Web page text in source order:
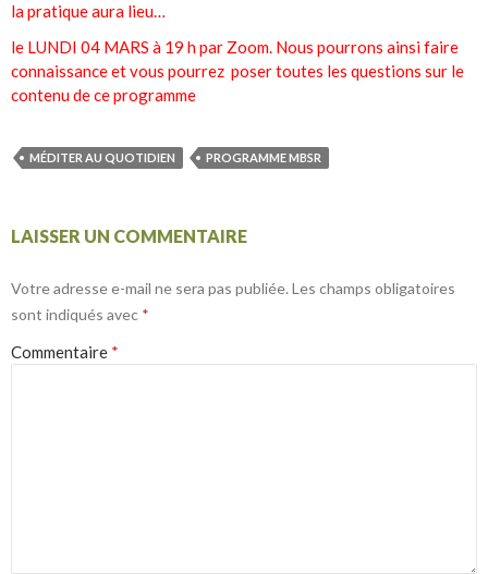
la pratique aura lieu…
le LUNDI 04 MARS à 19 h par Zoom. Nous pourrons ainsi faire
connaissance et vous pourrez poser toutes les questions sur le
contenu de ce programme
MÉDITER AU QUOTIDIEN PROGRAMME MBSR
LAISSER UN COMMENTAIRE
Votre adresse e-mail ne sera pas publiée. Les champs obligatoires
sont indiqués avec *
Commentaire *